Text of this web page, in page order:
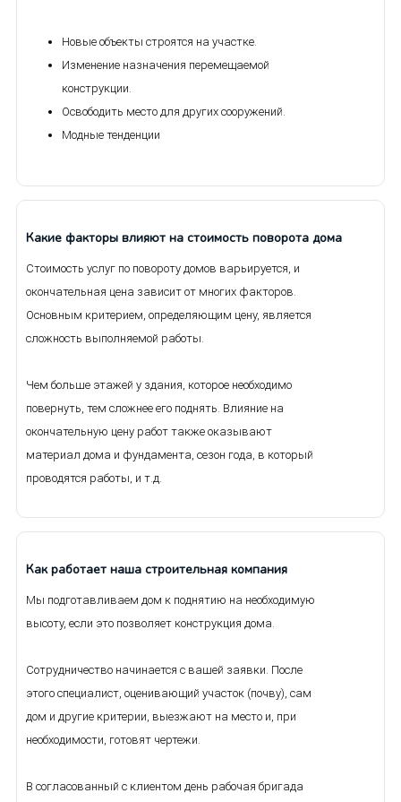
Новые объекты строятся на участке.
Изменение назначения перемещаемой
конструкции.
Освободить место для других сооружений.
Модные тенденции
Какие факторы влияют на стоимость поворота дома
Стоимость услуг по повороту домов варьируется, и
окончательная цена зависит от многих факторов.
Основным критерием, определяющим цену, является
сложность выполняемой работы.
Чем больше этажей у здания, которое необходимо
повернуть, тем сложнее его поднять. Влияние на
окончательную цену работ также оказывают
материал дома и фундамента, сезон года, в который
проводятся работы, и т.д.
Как работает наша строительная компания
Мы подготавливаем дом к поднятию на необходимую
высоту, если это позволяет конструкция дома.
Сотрудничество начинается с вашей заявки. После
этого специалист, оценивающий участок (почву), сам
дом и другие критерии, выезжают на место и, при
необходимости, готовят чертежи.
В согласованный с клиентом день рабочая бригада